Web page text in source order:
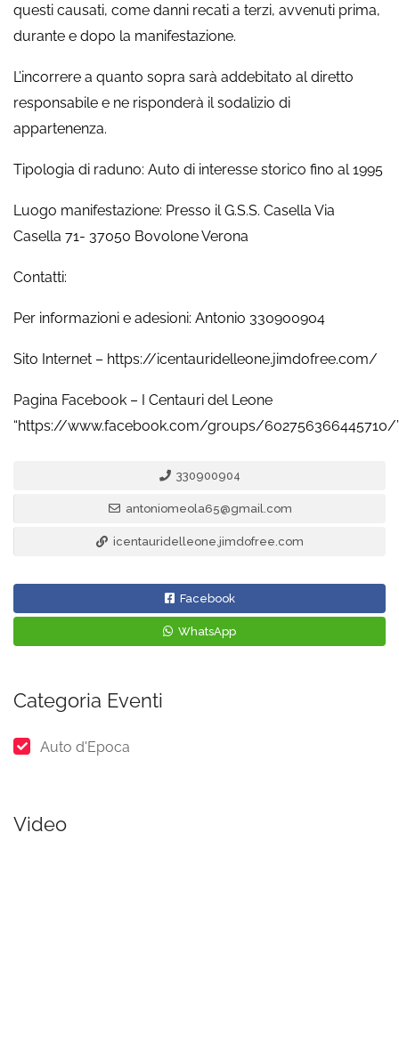
questi causati, come danni recati a terzi, avvenuti prima,
durante e dopo la manifestazione.
L’incorrere a quanto sopra sarà addebitato al diretto
responsabile e ne risponderà il sodalizio di
appartenenza.
Tipologia di raduno: Auto di interesse storico fino al 1995
Luogo manifestazione: Presso il G.S.S. Casella Via
Casella 71- 37050 Bovolone Verona
Contatti:
Per informazioni e adesioni: Antonio 330900904
Sito Internet – https://icentauridelleone.jimdofree.com/
Pagina Facebook – I Centauri del Leone
“https://www.facebook.com/groups/602756366445710/
330900904
antoniomeola65@gmail.com
icentauridelleone.jimdofree.com
Facebook
WhatsApp
Categoria Eventi
Auto d'Epoca
Video